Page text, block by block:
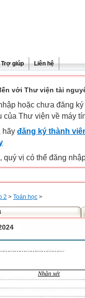
Trợ giúp Liên hệ
với Thư viện tài
hoặc chưa đăng
Thư viện về máy
hãy đăng ký thành
quý vị có thể đăng
2 > Toán học >